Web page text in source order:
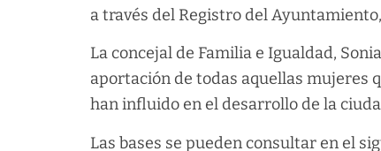
a través del Registro del
La concejal de Familia e Igualdad,
aportación de todas aquellas mujeres
han influido en el desarrollo de la
Las bases se pueden consultar en el